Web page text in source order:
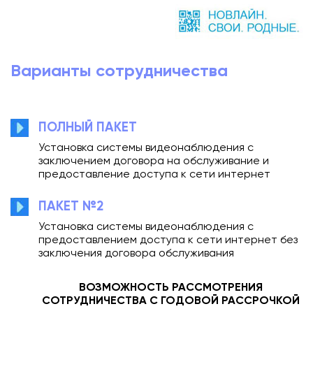
Варианты сотрудничества
ПОЛНЫЙ ПАКЕТ
Установка системы видеонаблюдения с
заключением договора на обслуживание и
предоставление доступа к сети интернет
ПАКЕТ №2
Установка системы видеонаблюдения с
предоставлением доступа к сети интернет без
заключения договора обслуживания
ВОЗМОЖНОСТЬ РАССМОТРЕНИЯ
СОТРУДНИЧЕСТВА С ГОДОВОЙ РАССРОЧКОЙ